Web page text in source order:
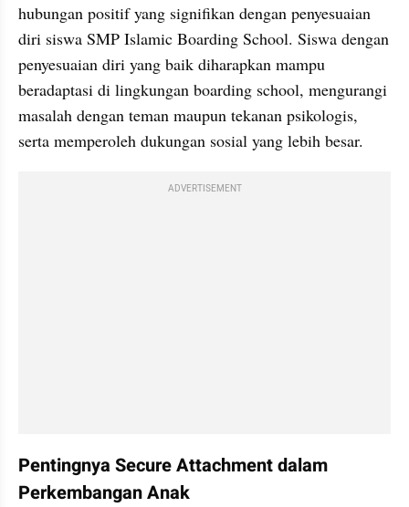
hubungan positif yang signifikan dengan penyesuaian
diri siswa SMP Islamic Boarding School. Siswa dengan
penyesuaian diri yang baik diharapkan mampu
beradaptasi di lingkungan boarding school, mengurangi
masalah dengan teman maupun tekanan psikologis,
serta memperoleh dukungan sosial yang lebih besar.
ADVERTISEMENT
Pentingnya Secure Attachment dalam
Perkembangan Anak